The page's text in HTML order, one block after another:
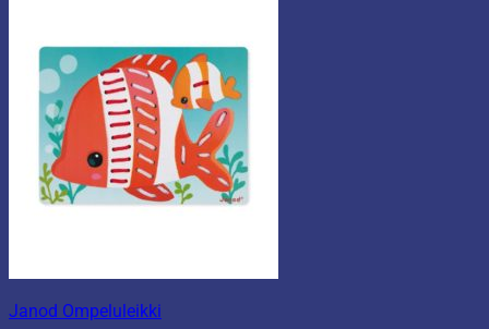
Janod Ompeluleikki